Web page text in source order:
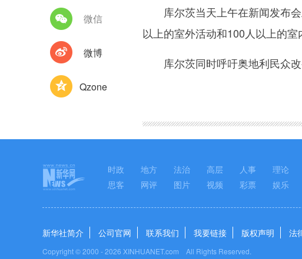
微信
微博
Qzone
库尔茨当天上午在新闻发布会
以上的室外活动和100人以上的室
库尔茨同时呼吁奥地利民众改
时政 地方 法治 高层 人事 理论
思客
网评 图片 视频 彩票 娱乐
新华社简介 公司官网 联系我们 我要链接 版权声明 法
Copyright © 2000 -2026 XINHUANET.com All Rights Reserved.